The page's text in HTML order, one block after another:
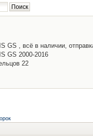
GS , всё в наличии,
GS 2000-2016
22